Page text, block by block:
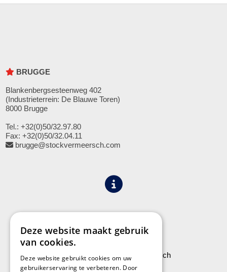
BRUGGE
Blankenbergsesteenweg 402
(Industrieterrein: De Blauwe Toren)
8000 Brugge
Tel.: +32(0)50/32.97.80
Fax: +32(0)50/32.04.11
brugge@stockvermeersch.com
Leveringen aan Stock Vermeersch
Deze website maakt gebruik
van cookies.
Deze website gebruikt cookies om uw
gebruikerservaring te verbeteren. Door